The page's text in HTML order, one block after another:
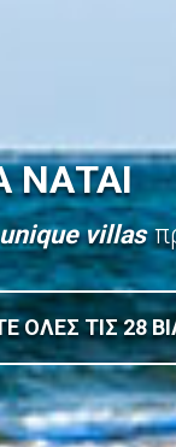
ΝΑΤΑΙ
unique villas
ΟΛΕΣ ΤΙΣ 28